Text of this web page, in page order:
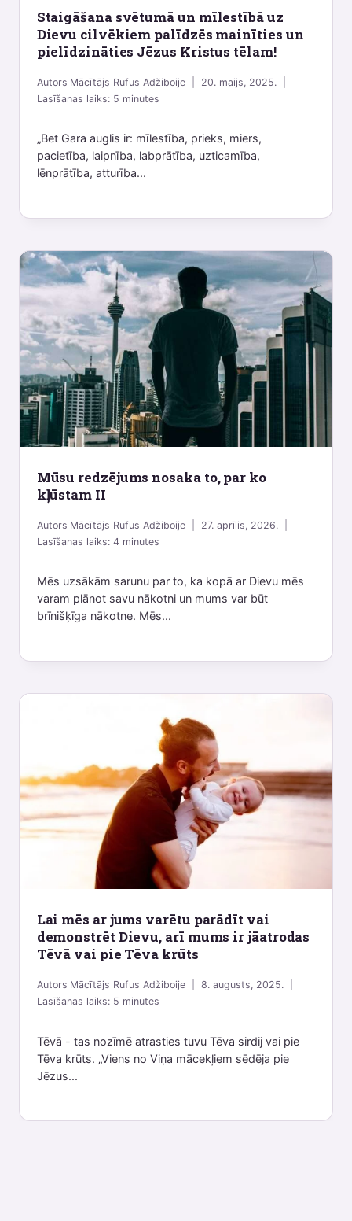
Staigāšana svētumā un mīlestībā uz
Dievu cilvēkiem palīdzēs mainīties un
pielīdzināties Jēzus Kristus tēlam!
Autors Mācītājs Rufus Adžiboije
20. maijs, 2025.
Lasīšanas laiks:5 minutes
„Bet Gara auglis ir: mīlestība, prieks, miers,
pacietība, laipnība, labprātība, uzticamība,
lēnprātība, atturība...
Mūsu redzējums nosaka to, par ko
kļūstam II
Autors Mācītājs Rufus Adžiboije
27. aprīlis, 2026.
Lasīšanas laiks:4 minutes
Mēs uzsākām sarunu par to, ka kopā ar Dievu mēs
varam plānot savu nākotni un mums var būt
brīnišķīga nākotne. Mēs...
Lai mēs ar jums varētu parādīt vai
demonstrēt Dievu, arī mums ir jāatrodas
Tēvā vai pie Tēva krūts
Autors Mācītājs Rufus Adžiboije
8. augusts, 2025.
Lasīšanas laiks:5 minutes
Tēvā - tas nozīmē atrasties tuvu Tēva sirdij vai pie
Tēva krūts. „Viens no Viņa mācekļiem sēdēja pie
Jēzus...